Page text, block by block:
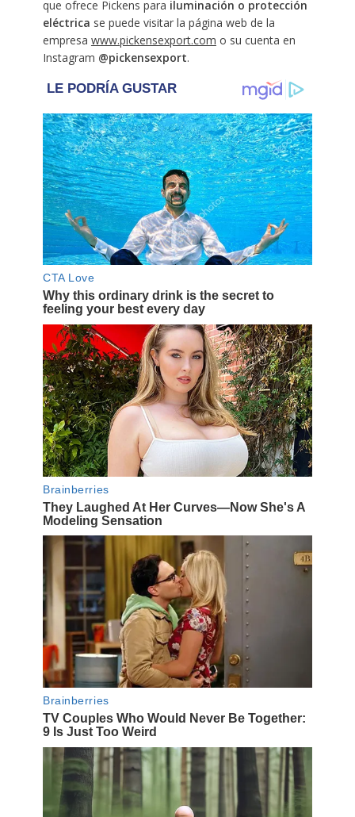
que ofrece Pickens para iluminación o protección
eléctrica se puede visitar la página web de la
empresa www.pickensexport.com o su cuenta en
Instagram @pickensexport.